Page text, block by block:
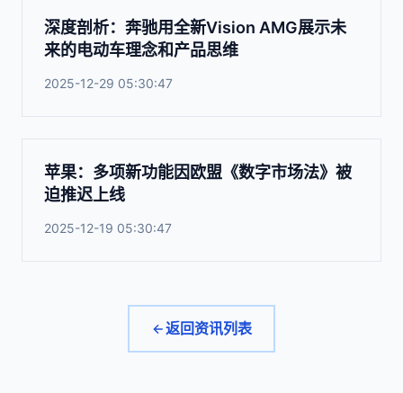
深度剖析：奔驰用全新Vision AMG展示未
来的电动车理念和产品思维
2025-12-29 05:30:47
苹果：多项新功能因欧盟《数字市场法》被
迫推迟上线
2025-12-19 05:30:47
返回资讯列表